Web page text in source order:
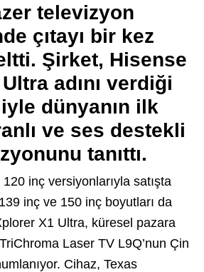
televizyon
çıtayı bir kez
Şirket, Hisense
adını verdiği
dünyanın ilk
ve ses destekli
tanıttı.
inç versiyonlarıyla satışta
inç ve 150 inç boyutları da
X1 Ultra, küresel pazara
Laser TV L9Q’nun Çin
Cihaz, Texas